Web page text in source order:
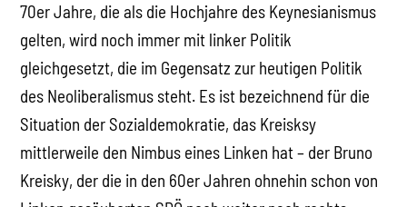
70er Jahre, die als die Hochjahre des Keynesianismus
gelten, wird noch immer mit linker Politik
gleichgesetzt, die im Gegensatz zur heutigen Politik
des Neoliberalismus steht. Es ist bezeichnend für die
Situation der Sozialdemokratie, das Kreisksy
mittlerweile den Nimbus eines Linken hat – der Bruno
Kreisky, der die in den 60er Jahren ohnehin schon von